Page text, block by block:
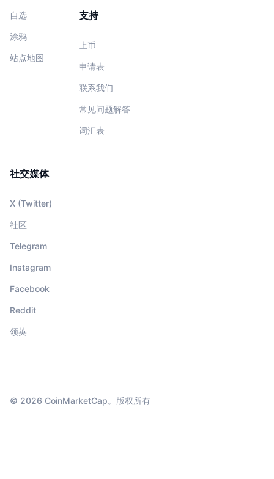
自选
涂鸦
站点地图
支持
上币
申请表
联系我们
常见问题解答
词汇表
社交媒体
X (Twitter)
社区
Telegram
Instagram
Facebook
Reddit
领英
© 2026 CoinMarketCap。版权所有